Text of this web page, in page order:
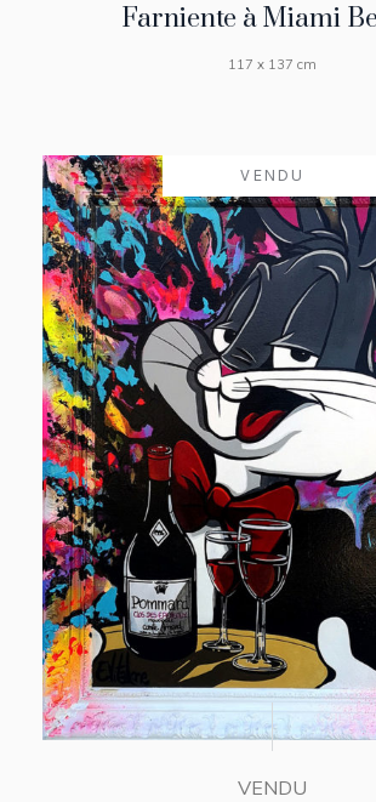
Farniente à Miami
117 x 137 cm
VENDU
VENDU